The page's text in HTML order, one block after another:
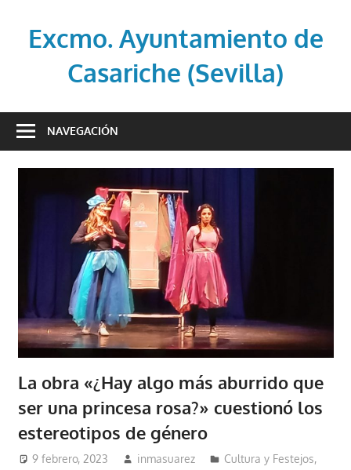
contenidoExcmo. Ayuntamiento de
Casariche (Sevilla)
oficial
Ayuntamiento
NAVEGACIÓN
La obra «¿Hay algo más aburrido que
ser una princesa rosa?» cuestionó los
estereotipos de género
9 febrero, 2023 inmasuarez Cultura y Festejos,